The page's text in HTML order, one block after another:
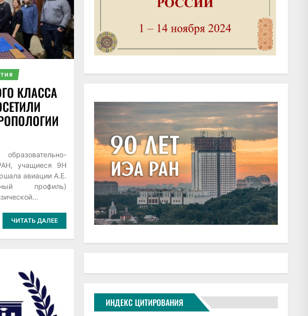
КЛАССА
учащиеся 9Н
авиации А.Е.
профиль)
ЧИТАТЬ ДАЛЕЕ
ИНДЕКС ЦИТИРОВАНИЯ